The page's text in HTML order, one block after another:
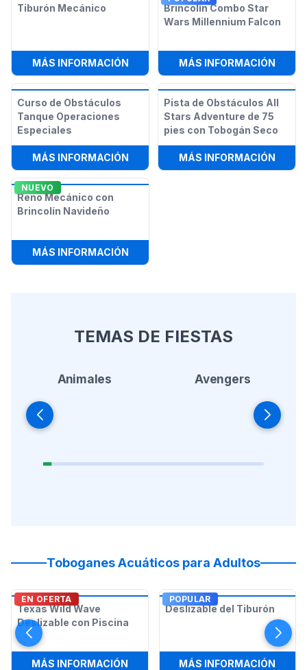
Tiburón Mecánico
MÁS INFORMACIÓN: TIBURÓN MECÁNICO
Brincolín Combo Star
Wars Millennium Falcon
MÁS INFORMACIÓN:
Curso de Obstáculos
Tanque Operaciones
Especiales
MÁS INFORMACIÓN: CURSO DE OBSTÁCULOS TANQUE
Pista de Obstáculos All
Stars Adventure de 75
pies con Tobogán Seco
MÁS INFORMACIÓN:
NUEVO
Reno Mecánico con
Brincolín Navideño
MÁS INFORMACIÓN:
TEMAS DE FIESTAS
Animales Avengers
Toboganes Acuáticos para Adultos
EN OFERTA
Texas Wild Wave
Deslizable con Piscina
MÁS INFORMACIÓN: TEXAS WILD WAVE DESLIZABLE
POPULAR
Deslizable del Tiburón
MÁS INFORMACIÓN